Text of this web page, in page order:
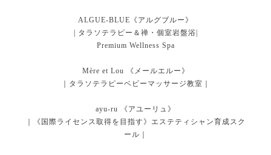
ALGUE-BLUE《アルグブルー》
| タラソテラピー＆禅・個室岩盤浴|
Premium Wellness Spa
Mère et Lou 《メールエルー》
｜タラソテラピーベビーマッサージ教室｜
ayu-ru 《アユーリュ》
｜《国際ライセンス取得を目指す》エステティシャン育成スク
ール｜